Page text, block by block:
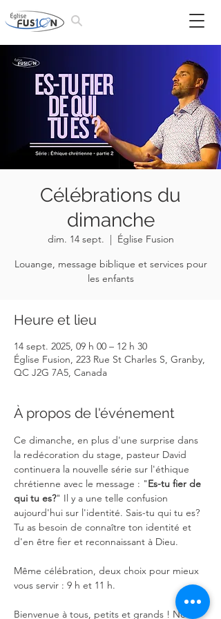
Célébrations du
dimanche
dim. 14 sept.
  |
Église Fusion
Louange, message biblique et services pour
les enfants
Heure et lieu
14 sept. 2025, 09 h 00 – 12 h 30
Église Fusion, 223 Rue St Charles S, Granby,
QC J2G 7A5, Canada
À propos de l'événement
Ce dimanche, en plus d'une surprise dans
la redécoration du stage, pasteur David
continuera la nouvelle série sur l'éthique
chrétienne avec le message : "Es-tu fier de
qui tu es?" Il y a une telle confusion
aujourd'hui sur l'identité. Sais-tu qui tu es?
Tu as besoin de connaître ton identité et
d'en être fier et reconnaissant à Dieu.
Même célébration, deux choix pour mieux
vous servir : 9 h et 11 h.
Bienvenue à tous, petits et grands ! Nous